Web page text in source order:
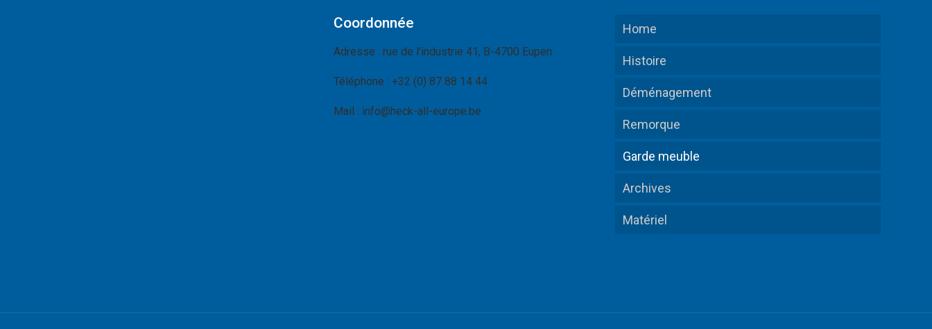
Coordonnée
Adresse : rue de l’industrie 41, B-4700 Eupen
Téléphone : +32 (0) 87 88 14 44
Mail : info@heck-all-europe.be
Home
Histoire
Déménagement
Remorque
Garde meuble
Archives
Matériel